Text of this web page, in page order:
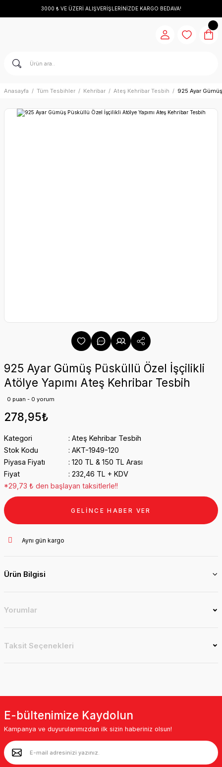
3000 ₺ VE ÜZERİ ALIŞVERİŞLERİNİZDE KARGO BEDAVA!
Anasayfa Tüm Tesbihler Kehribar Ateş Kehribar Tesbih 925 Ayar
925 Ayar Gümüş Püsküllü Özel İşçilikli
Atölye Yapımı Ateş Kehribar Tesbih
0 puan - 0 yorum
278,95₺
Kategori
Ateş Kehribar Tesbih
Stok Kodu
AKT-1949-120
Piyasa Fiyatı
120 TL & 150 TL Arası
Fiyat
232,46 TL + KDV
*29,73 ₺ den başlayan taksitlerle!!
GELİNCE HABER VER
Aynı gün kargo
Ürün Bilgisi
Yorumlar
Taksit Seçenekleri
E-bültenimize Kaydolun
Kampanya ve duyurularımızdan ilk sizin haberiniz olsun!